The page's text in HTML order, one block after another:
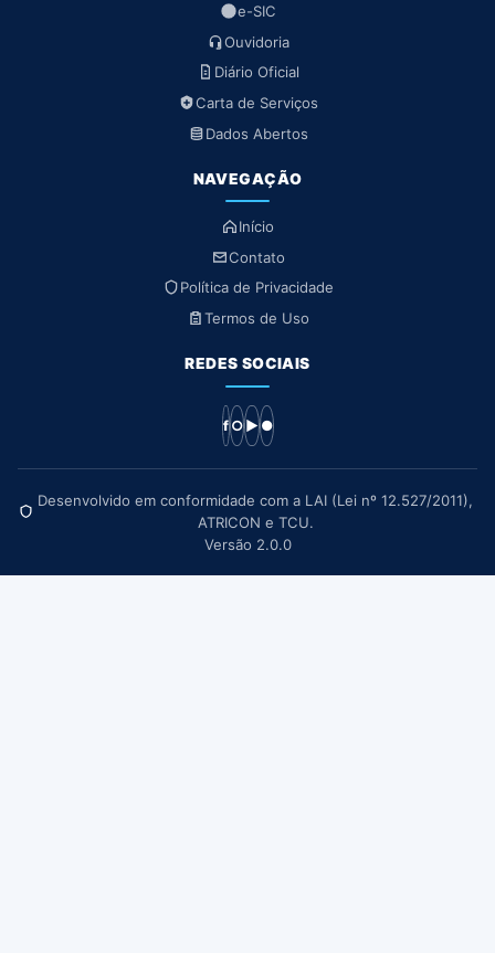
e-SIC
Ouvidoria
Diário Oficial
Carta de Serviços
Dados Abertos
NAVEGAÇÃO
Início
Contato
Política de Privacidade
Termos de Uso
REDES SOCIAIS
f ○ ▶ ●
Desenvolvido em conformidade com a LAI (Lei nº 12.527/2011),
ATRICON e TCU.
Versão 2.0.0